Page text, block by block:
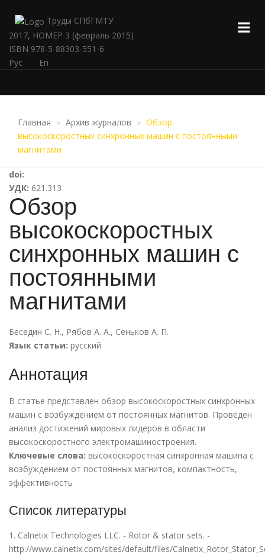
Труды СПбГМТУ
2017, НОМЕР 3 (февраль 2015)
ISBN 978-5-88303-551-6
Рус
En
Главная Архив журналов
Обзор
высокоскоростных синхронных машин с постоянными
магнитами
doi:
УДК: 621.313
Обзор
высокоскоростных
синхронных машин с
постоянными
магнитами
Беседин С. Н., Рябов А. А., Сеньков А. П.
Язык статьи: русский
Аннотация
В статье представлен обзор высокоскоростных синхронных
машин с возбуждением от постоянных магнитов. Проведен
анализ достижений мировых лидеров в области
высокоскоростного электромашиностроения.
Ключевые слова: высокоскоростная синхронная машина с
возбуждением от постоянных магнитов, компактность,
эффективность
Список литературы
1. Calnetix Technologies LLC. - Rotor & stator sets. -
http://www.calnetix.com/sites/default/files/